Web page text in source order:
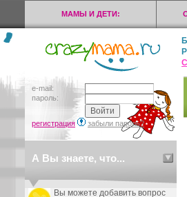
МАМЫ И ДЕТИ:
e-mail:
пароль:
регистрация забыли пароль?
А Вы знаете, что...
Вы можете добавить вопрос